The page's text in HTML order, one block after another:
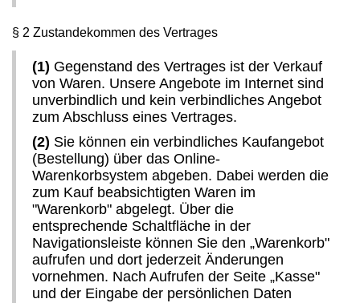
§ 2 Zustandekommen des Vertrages
(1) Gegenstand des Vertrages ist der Verkauf
von Waren. Unsere Angebote im Internet sind
unverbindlich und kein verbindliches Angebot
zum Abschluss eines Vertrages.
(2) Sie können ein verbindliches Kaufangebot
(Bestellung) über das Online-
Warenkorbsystem abgeben. Dabei werden die
zum Kauf beabsichtigten Waren im
"Warenkorb" abgelegt. Über die
entsprechende Schaltfläche in der
Navigationsleiste können Sie den „Warenkorb"
aufrufen und dort jederzeit Änderungen
vornehmen. Nach Aufrufen der Seite „Kasse"
und der Eingabe der persönlichen Daten